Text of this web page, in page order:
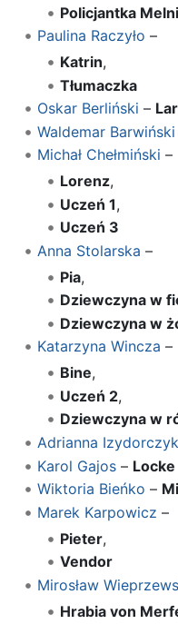
Policjantka
Paulina Raczyło –
Katrin,
Tłumaczka
Oskar Berliński –
Waldemar Barwiński
Michał Chełmiński –
Lorenz,
Uczeń 1,
Uczeń 3
Anna Stolarska –
Pia,
Dziewczyna w
Dziewczyna w
Katarzyna Wincza –
Bine,
Uczeń 2,
Dziewczyna w
Adrianna Izydorczyk
Karol Gajos– Locke
Wiktoria Bieńko –
Marek Karpowicz –
Pieter,
Vendor
Mirosław
Hrabia von